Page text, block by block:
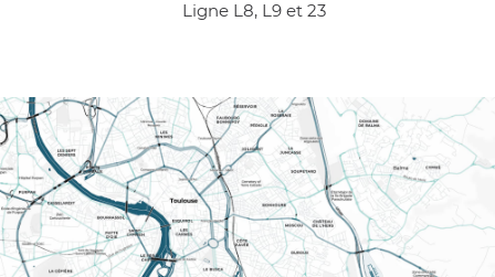
Ligne L8, L9 et 23